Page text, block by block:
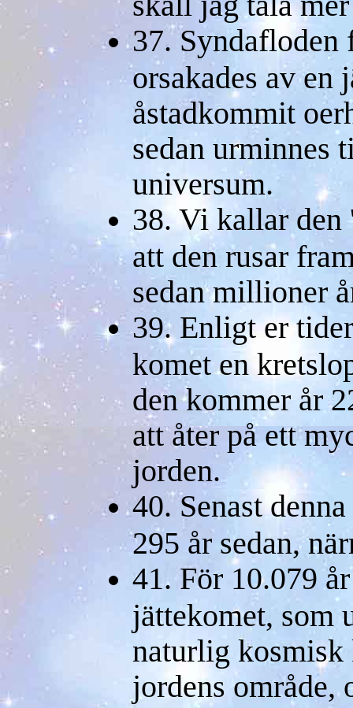
37. Syndafloden
orsakades av en
åstadkommit
sedan urminnes
universum.
38. Vi kallar den
att den rusar
sedan millioner
39. Enligt er
komet en
den kommer år
att åter på ett
jorden.
40. Senast
295 år sedan,
41. För 10.079
jättekomet, som
naturlig kosmisk
jordens område,